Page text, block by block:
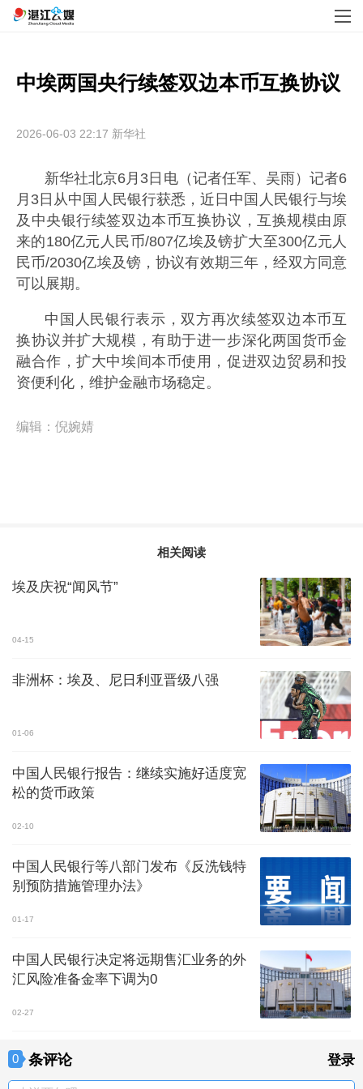
中埃两国央行续签双边本币互换协议
2026-06-03 22:17 新华社
新华社北京6月3日电（记者任军、吴雨）记者6
月3日从中国人民银行获悉，近日中国人民银行与埃
及中央银行续签双边本币互换协议，互换规模由原
来的180亿元人民币/807亿埃及镑扩大至300亿元人
民币/2030亿埃及镑，协议有效期三年，经双方同意
可以展期。
中国人民银行表示，双方再次续签双边本币互
换协议并扩大规模，有助于进一步深化两国货币金
融合作，扩大中埃间本币使用，促进双边贸易和投
资便利化，维护金融市场稳定。
编辑： 倪婉婧
相关阅读
埃及庆祝“闻风节”
04-15
非洲杯：埃及、尼日利亚晋级八强
01-06
中国人民银行报告：继续实施好适度宽
松的货币政策
02-10
中国人民银行等八部门发布《反洗钱特
别预防措施管理办法》
01-17
中国人民银行决定将远期售汇业务的外
汇风险准备金率下调为0
02-27
0 条评论 登录